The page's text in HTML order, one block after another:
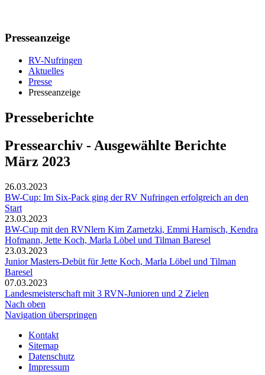
Presseanzeige
RV-Nufringen
Aktuelles
Presse
Presseanzeige
Presseberichte
Pressearchiv - Ausgewählte Berichte
März 2023
26.03.2023
BW-Cup: Im Six-Pack ging der RV Nufringen erfolgreich an den
Start
23.03.2023
BW-Cup mit den RVNlern Kim Zarnetzki, Emmi Harnisch, Kendra
Hofmann, Jette Koch, Marla Löbel und Tilman Baresel
23.03.2023
Junior Masters-Debüt für Jette Koch, Marla Löbel und Tilman
Baresel
07.03.2023
Landesmeisterschaft mit 3 RVN-Junioren und 2 Zielen
Nach oben
Navigation überspringen
Kontakt
Sitemap
Datenschutz
Impressum